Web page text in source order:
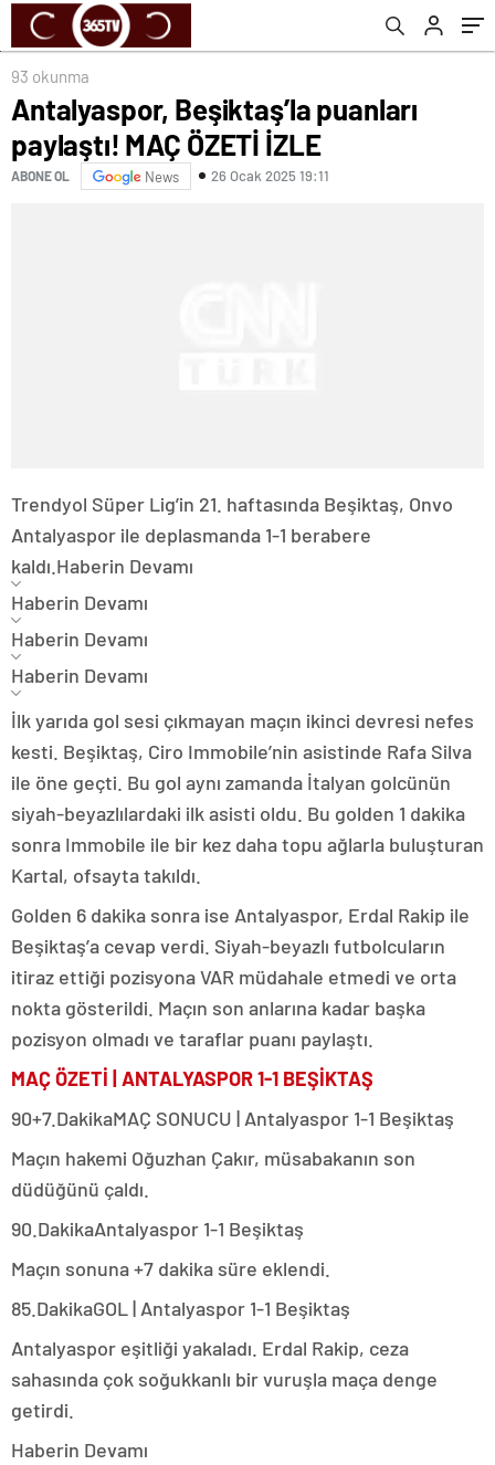
93 okunma
Antalyaspor, Beşiktaş’la puanları
paylaştı! MAÇ ÖZETİ İZLE
ABONE OL News 26 Ocak 2025 19:11
Trendyol Süper Lig’in 21. haftasında Beşiktaş, Onvo
Antalyaspor ile deplasmanda 1-1 berabere
kaldı. Haberin Devamı
Haberin Devamı
Haberin Devamı
Haberin Devamı
İlk yarıda gol sesi çıkmayan maçın ikinci devresi nefes
kesti. Beşiktaş, Ciro Immobile’nin asistinde Rafa Silva
ile öne geçti. Bu gol aynı zamanda İtalyan golcünün
siyah-beyazlılardaki ilk asisti oldu. Bu golden 1 dakika
sonra Immobile ile bir kez daha topu ağlarla buluşturan
Kartal, ofsayta takıldı.
Golden 6 dakika sonra ise Antalyaspor, Erdal Rakip ile
Beşiktaş’a cevap verdi. Siyah-beyazlı futbolcuların
itiraz ettiği pozisyona VAR müdahale etmedi ve orta
nokta gösterildi. Maçın son anlarına kadar başka
pozisyon olmadı ve taraflar puanı paylaştı.
MAÇ ÖZETİ | ANTALYASPOR 1-1 BEŞİKTAŞ
90+7.DakikaMAÇ SONUCU | Antalyaspor 1-1 Beşiktaş
Maçın hakemi Oğuzhan Çakır, müsabakanın son
düdüğünü çaldı.
90.DakikaAntalyaspor 1-1 Beşiktaş
Maçın sonuna +7 dakika süre eklendi.
85.DakikaGOL | Antalyaspor 1-1 Beşiktaş
Antalyaspor eşitliği yakaladı. Erdal Rakip, ceza
sahasında çok soğukkanlı bir vuruşla maça denge
getirdi.
Haberin Devamı